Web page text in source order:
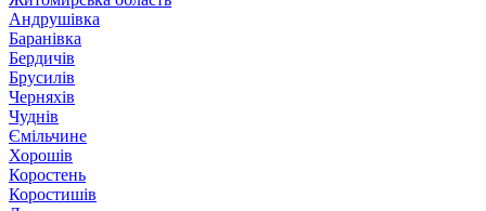
Андрушівка
Баранівка
Бердичів
Брусилів
Черняхів
Чуднів
Ємільчине
Хорошів
Коростень
Коростишів